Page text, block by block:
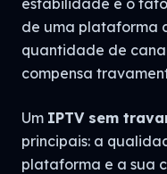
estabilidade é o
de uma plataforma
quantidade de
compensa
Um IPTV sem
principais: a
plataforma e a sua